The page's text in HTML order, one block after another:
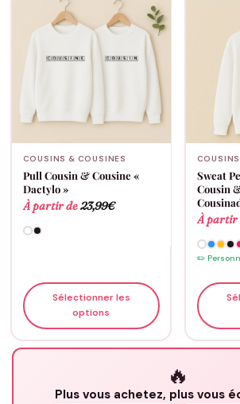
COUSINS & COUSINES
Pull Cousin & Cousine «
Dactylo »
À partir de23,99€
Sélectionner les
options
Sweat
Cousin
À partir
✏️
🔥
Plus vous achetez, plus vous